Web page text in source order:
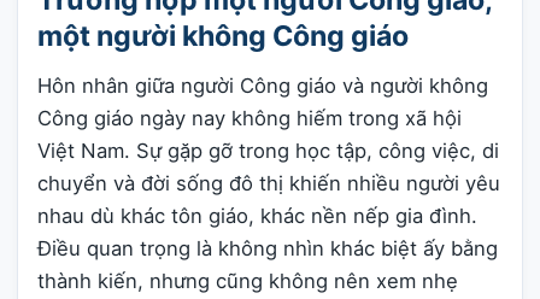
một người không Công giáo
Hôn nhân giữa người Công giáo và người không
Công giáo ngày nay không hiếm trong xã hội
Việt Nam. Sự gặp gỡ trong học tập, công việc, di
chuyển và đời sống đô thị khiến nhiều người yêu
nhau dù khác tôn giáo, khác nền nếp gia đình.
Điều quan trọng là không nhìn khác biệt ấy bằng
thành kiến, nhưng cũng không nên xem nhẹ